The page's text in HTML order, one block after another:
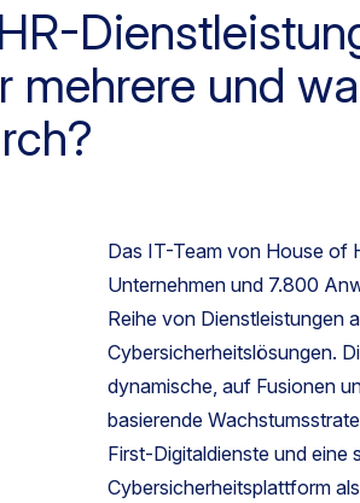
mehrere und
Das IT-Team von House of
Unternehmen und 7.800
Reihe von Dienstleistungen
Cybersicherheitslösungen.
dynamische, auf Fusionen
basierende
First-Digitaldienste und eine
Cybersicherheitsplattform